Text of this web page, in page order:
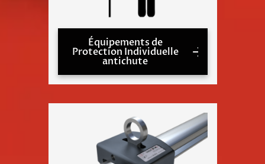
Équipements de
Protection Individuelle
antichute